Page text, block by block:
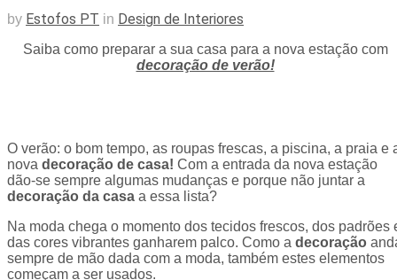
by Estofos PT in Design de Interiores
Saiba como preparar a sua casa para a nova estação com
decoração de verão!
O verão: o bom tempo, as roupas frescas, a piscina, a praia e
nova decoração de casa! Com a entrada da nova estação
dão-se sempre algumas mudanças e porque não juntar a
decoração da casa a essa lista?
Na moda chega o momento dos tecidos frescos, dos padrões
das cores vibrantes ganharem palco. Como a decoração
sempre de mão dada com a moda, também estes elementos
começam a ser usados.